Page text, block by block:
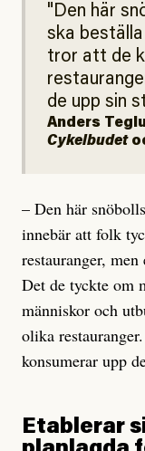
Den här
ska
tror att de
de upp sin
Anders
Cykelbudet
– Den här
innebär att folk
restauranger,
Det de tyckte om
människor och
olika
konsumerar upp
Etablerar